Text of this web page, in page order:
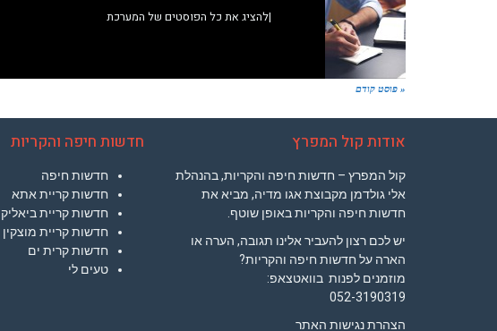
|להציג את כל הפוסטים של המערכת
« פוסט קודם
אודות קול המפרץ
קול המפרץ – חדשות חיפה והקריות, בהנהלת
אלי גולדמן מקבוצת אגו מדיה, מביא את
חדשות חיפה והקריות באופן שוטף.
יש לכם רצון להעביר אלינו תגובה, הערה או
הארה על חדשות חיפה והקריות?
מוזמנים לפנות בוואטצאפ:
052-3190319
הצהרת נגישות האתר
חדשות חיפה והקריות
חדשות חיפה
חדשות קריית אתא
חדשות קריית ביאליק
חדשות קריית מוצקין
חדשות קרית ים
טעים לי